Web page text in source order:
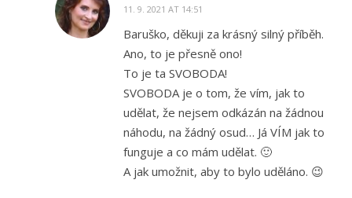
11. 9. 2021 AT 14:51
Baruško, děkuji za krásný silný příběh.
Ano, to je přesně ono!
To je ta SVOBODA!
SVOBODA je o tom, že vím, jak to
udělat, že nejsem odkázán na žádnou
náhodu, na žádný osud… Já VÍM jak to
funguje a co mám udělat. 🙂
A jak umožnit, aby to bylo uděláno. 😉